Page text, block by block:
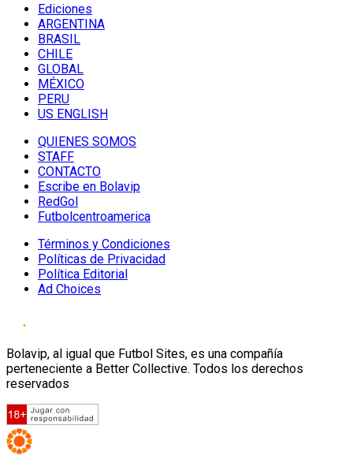
Ediciones
ARGENTINA
BRASIL
CHILE
GLOBAL
MÉXICO
PERU
US ENGLISH
QUIENES SOMOS
STAFF
CONTACTO
Escribe en Bolavip
RedGol
Futbolcentroamerica
Términos y Condiciones
Políticas de Privacidad
Política Editorial
Ad Choices
Bolavip, al igual que Futbol Sites, es una compañía
perteneciente a Better Collective. Todos los derechos
reservados